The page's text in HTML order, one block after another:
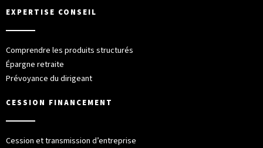
EXPERTISE CONSEIL
Comprendre les produits structurés
Épargne retraite
Prévoyance du dirigeant
CESSION FINANCEMENT
Cession et transmission d’entreprise